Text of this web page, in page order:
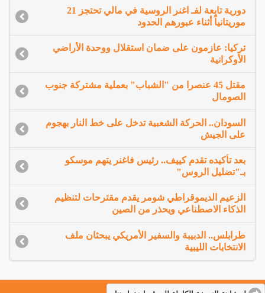
دورية تابعة لفـ اغنر الروسية في مالي تحتجز 21
موريتانياً أثناء عبورهم الحدود
تركيا: عازمون على ضمان استقلال ووحدة الأراضي
الأوكرانية
مقتل 45 عنصرا من "الشباب" بعملية مشتركة جنوب
الصومال
السودان.. الحركة الشعبية تدخل على خط النار بهجوم
على الجيش
بعد تأكيده تقدم كييف.. رئيس فاغنر يتهم موسكو
بـ"تضليل الروس"
الزعيم الديموقراطي شومر يقدم مقترحات لتنظيم
الذكاء الاصطناعي ويحذر من الصين
طرابلس.. الدبيبة والسفير الأمريكي يبحثان ملف
الانتخابات الليبية